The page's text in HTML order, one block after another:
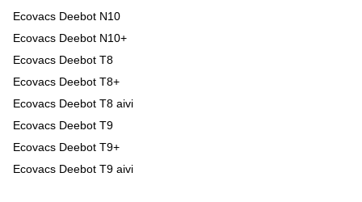
Ecovacs Deebot N10
Ecovacs Deebot N10+
Ecovacs Deebot T8
Ecovacs Deebot T8+
Ecovacs Deebot T8 aivi
Ecovacs Deebot T9
Ecovacs Deebot T9+
Ecovacs Deebot T9 aivi